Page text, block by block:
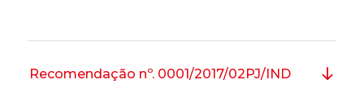
Recomendação nº. 0001/2017/02PJ/IND